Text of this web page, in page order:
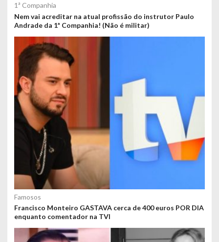
1ª Companhia
Nem vai acreditar na atual profissão do instrutor Paulo
Andrade da 1ª Companhia! (Não é militar)
Famosos
Francisco Monteiro GASTAVA cerca de 400 euros POR DIA
enquanto comentador na TVI